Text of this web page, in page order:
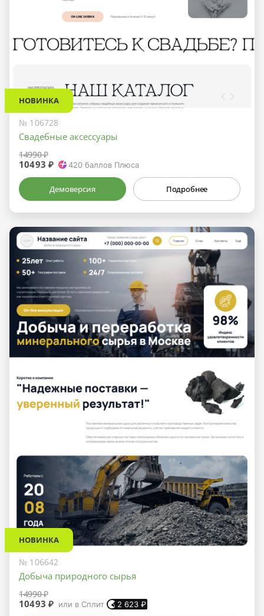
НОВИНКА
№ 106728
Свадебные аксессуары
14990 ₽
10493 ₽ 420 баллов Плюса
Демоверсия Подробнее
НОВИНКА
№ 106642
Добыча природного сырья
14990 ₽
10493 ₽ или в Сплит 2 623 ₽